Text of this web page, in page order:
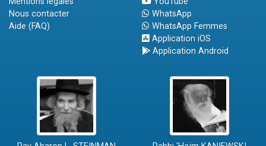
Nous contacter
Aide (FAQ)
WhatsApp
WhatsApp Femmes
Application iOS
Application Android